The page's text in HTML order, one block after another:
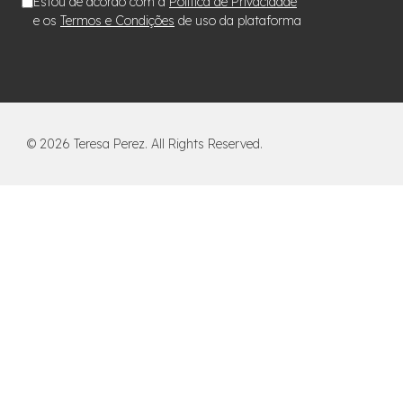
e os Termos e Condições de uso da plataforma
© 2026 Teresa Perez. All Rights Reserved.